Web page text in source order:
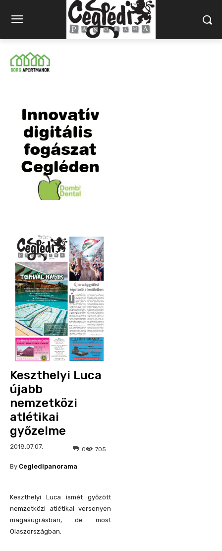
Keszthelyi Luca
újabb
nemzetközi
atlétikai
győzelme
2018.07.07. 705
0
By Cegledipanorama
Keszthelyi Luca ismét győzött
nemzetközi atlétikai versenyen
magasugrásban, de most
Olaszországban.